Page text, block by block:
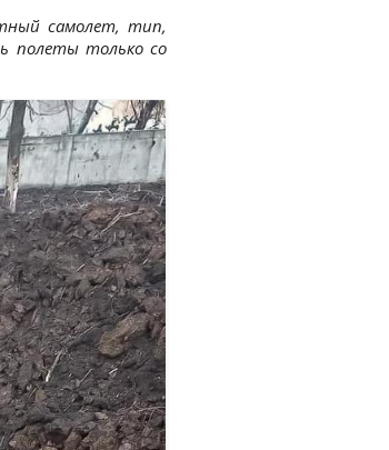
самолет, тип,
полеты только со